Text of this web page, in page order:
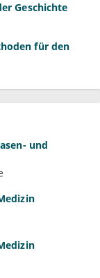
Geschichte
für den
und